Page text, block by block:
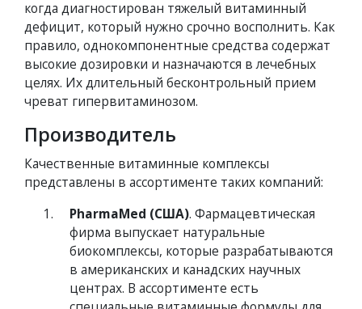
когда диагностирован тяжелый витаминный
дефицит, который нужно срочно восполнить. Как
правило, однокомпонентные средства содержат
высокие дозировки и назначаются в лечебных
целях. Их длительный бесконтрольный прием
чреват гипервитаминозом.
Производитель
Качественные витаминные комплексы
представлены в ассортименте таких компаний:
PharmaMed (США). Фармацевтическая
фирма выпускает натуральные
биокомплексы, которые разрабатываются
в американских и канадских научных
центрах. В ассортименте есть